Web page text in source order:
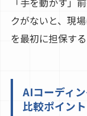
クがないと、現
を最初に担保する
AIコーディ
比較ポイン